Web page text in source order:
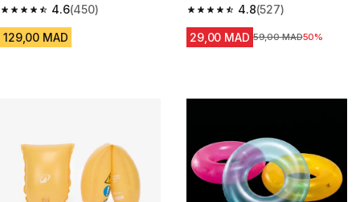
4.6
4.6 out of 5 stars from 450 reviews
(450)
129,00 MAD
4.8
4.8 out of 5 stars from 527
(527)
29,00 MAD Prix avant la réduction
59,00 MAD50%